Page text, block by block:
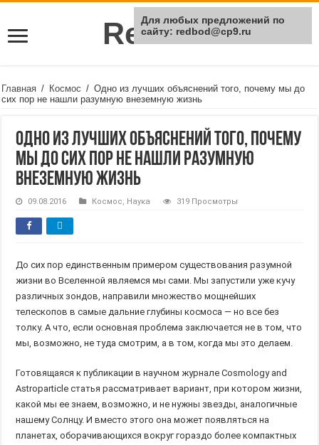
Rei Red
Главная / Космос / Одно из лучших объяснений того, почему мы до
сих пор не нашли разумную внеземную жизнь
Одно из лучших объяснений того, почему
мы до сих пор не нашли разумную
внеземную жизнь
09.08.2016 Космос, Наука 319 Просмотры
До сих пор единственным примером существования разумной
жизни во Вселенной являемся мы сами. Мы запустили уже кучу
различных зондов, направили множество мощнейших
телескопов в самые дальние глубины космоса — но все без
толку. А что, если основная проблема заключается не в том, что
мы, возможно, не туда смотрим, а в том, когда мы это делаем.
Готовящаяся к публикации в научном журнале Cosmology and
Astroparticle статья рассматривает вариант, при котором жизни,
какой мы ее знаем, возможно, и не нужны звезды, аналогичные
нашему Солнцу. И вместо этого она может появляться на
планетах, оборачивающихся вокруг гораздо более компактных
Для любых предложений по
сайту: redbod@cp9.ru